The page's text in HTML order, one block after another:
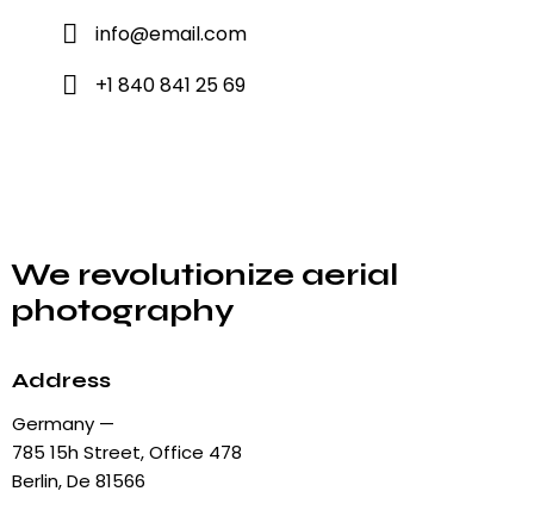
info@email.com
+1 840 841 25 69
We revolutionize aerial
photography
Address
Germany —
785 15h Street, Office 478
Berlin, De 81566